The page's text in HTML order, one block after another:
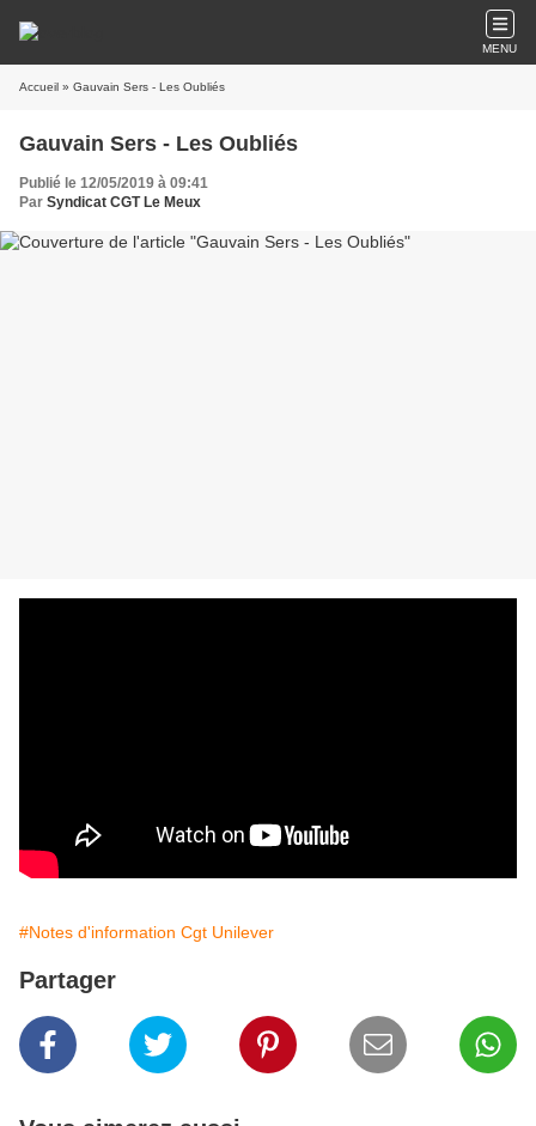
MENU
Accueil » Gauvain Sers - Les Oubliés
Gauvain Sers - Les Oubliés
Publié le 12/05/2019 à 09:41
Par Syndicat CGT Le Meux
#Notes d'information Cgt Unilever
Partager